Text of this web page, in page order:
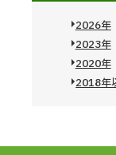
2026年
2023年
2020年
2018年